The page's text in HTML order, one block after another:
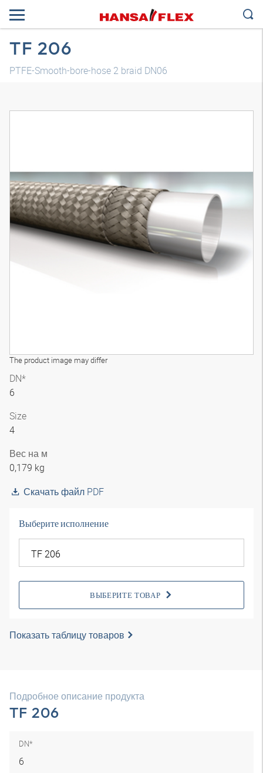
TF 206
PTFE-Smooth-bore-hose 2 braid DN06
The product image may differ
DN*
6
Size
4
Вес на м
0,179 kg
Скачать файл PDF
Выберите исполнение
ВЫБЕРИТЕ ТОВАР
Показать таблицу товаров
Подробное описание продукта
TF 206
DN*
6